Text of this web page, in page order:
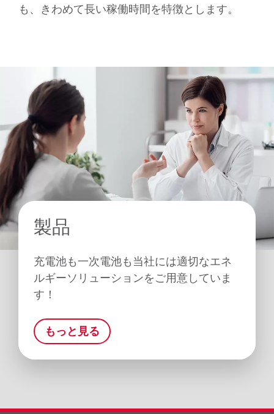
も、きわめて長い稼働時間を特徴とします。
製品
充電池も一次電池も当社には適切なエネ
ルギーソリューションをご用意していま
す！
もっと見る